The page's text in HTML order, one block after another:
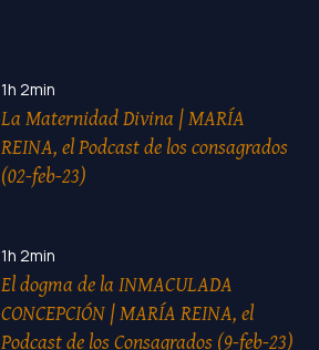
1h 2min
La Maternidad Divina | MARÍA
REINA, el Podcast de los consagrados
(02-feb-23)
1h 2min
El dogma de la INMACULADA
CONCEPCIÓN | MARÍA REINA, el
Podcast de los Consagrados (9-feb-23)